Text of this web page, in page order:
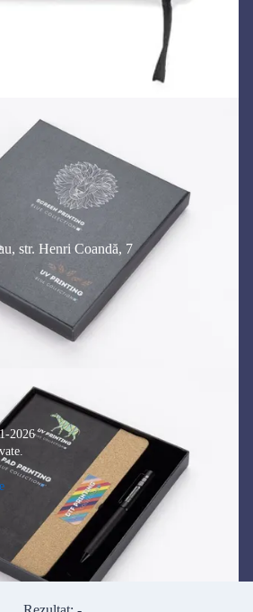
str. Henri Coandă, 7
2026